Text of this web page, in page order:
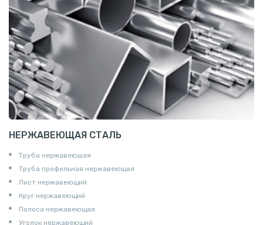
НЕРЖАВЕЮЩАЯ СТАЛЬ
Труба нержавеюшая
Труба профильная нержавеющая
Лист нержавеющий
Круг нержавеющий
Полоса нержавеющая
Уголок нержавеющий